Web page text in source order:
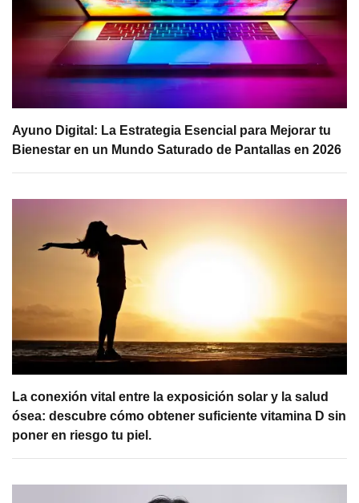
Ayuno Digital: La Estrategia Esencial para Mejorar tu
Bienestar en un Mundo Saturado de Pantallas en 2026
La conexión vital entre la exposición solar y la salud
ósea: descubre cómo obtener suficiente vitamina D sin
poner en riesgo tu piel.